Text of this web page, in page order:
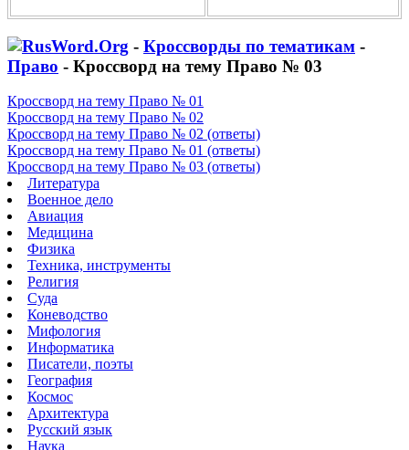
- Кроссворды по тематикам -
Право - Кроссворд на тему Право № 03
Кроссворд на тему Право № 01
Кроссворд на тему Право № 02
Кроссворд на тему Право № 02 (ответы)
Кроссворд на тему Право № 01 (ответы)
Кроссворд на тему Право № 03 (ответы)
Литература
Военное дело
Авиация
Медицина
Физика
Техника, инструменты
Религия
Суда
Коневодство
Мифология
Информатика
Писатели, поэты
География
Космос
Архитектура
Русский язык
Наука